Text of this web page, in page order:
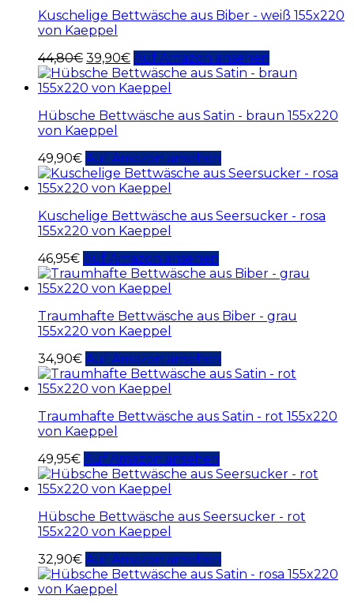
Kuschelige Bettwäsche aus Biber - weiß 155x220
von Kaeppel
44,80€ 39,90€ Auf Amazon ansehen
Hübsche Bettwäsche aus Satin - braun 155x220
von Kaeppel
49,90€ Auf Amazon ansehen
Kuschelige Bettwäsche aus Seersucker - rosa
155x220 von Kaeppel
46,95€ Auf Amazon ansehen
Traumhafte Bettwäsche aus Biber - grau
155x220 von Kaeppel
34,90€ Auf Amazon ansehen
Traumhafte Bettwäsche aus Satin - rot 155x220
von Kaeppel
49,95€ Auf Amazon ansehen
Hübsche Bettwäsche aus Seersucker - rot
155x220 von Kaeppel
32,90€ Auf Amazon ansehen